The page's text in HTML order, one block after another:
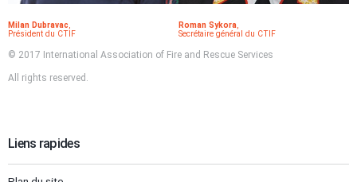
Milan Dubravac
Président du CTIF
Roman Sykora
Secrétaire général du CTIF
© 2017 International Association of Fire and Rescue Services
All rights reserved.
Liens rapides